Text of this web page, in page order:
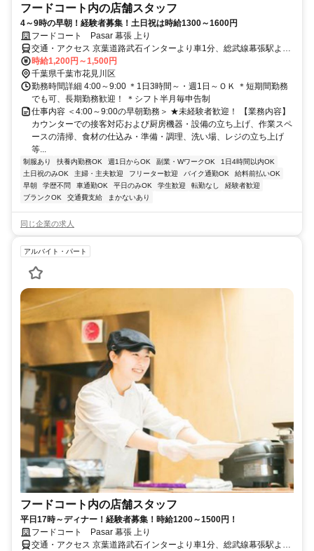
フードコート内の店舗スタッフ
4～9時の早朝！経験者募集！土日祝は時給1300～1600円
フードコート Pasar 幕張 上り
交通・アクセス 京葉道路武石インターより車1分、総武線幕張駅より
徒歩20分
時給1,200円～1,500円
千葉県千葉市花見川区
勤務時間詳細 4:00～9:00 ＊1日3時間～・週1日～ＯＫ ＊短期間勤務
でも可、長期勤務歓迎！ ＊シフト半月毎申告制
仕事内容 ＜4:00～9:00の早朝勤務＞ ★未経験者歓迎！ 【業務内容】
カウンターでの接客対応および厨房機器・設備の立ち上げ、作業スペ
ースの清掃、食材の仕込み・準備・調理、洗い場、レジの立ち上げ
等...
制服あり 扶養内勤務OK 週1日からOK 副業・WワークOK
1日4時間以内OK
土日祝のみOK
主婦・主夫歓迎 フリーター歓迎 バイク通勤OK
給料前払いOK
早朝
学歴不問 車通勤OK 平日のみOK 学生歓迎 転勤なし
経験者歓迎
ブランクOK
交通費支給 まかないあり
同じ企業の求人
アルバイト・パート
フードコート内の店舗スタッフ
平日17時～ディナー！経験者募集！時給1200～1500円！
フードコート Pasar 幕張 上り
交通・アクセス 京葉道路武石インターより車1分、総武線幕張駅より